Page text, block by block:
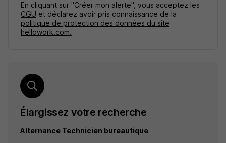
En cliquant sur "Créer mon alerte", vous acceptez les
CGU et déclarez avoir pris connaissance de la
politique de protection des données du site
hellowork.com.
Élargissez votre recherche
Alternance Technicien bureautique